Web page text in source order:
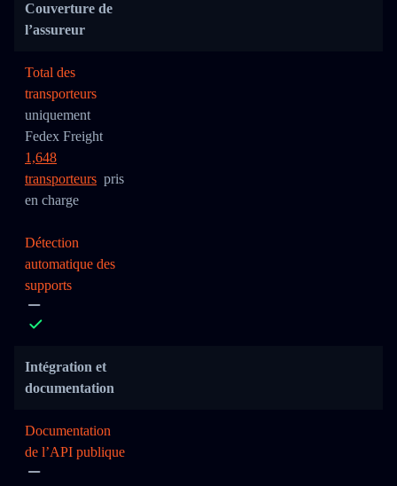
Couverture de
l’assureur
Total des
transporteurs
uniquement
Fedex Freight
1,648
transporteurs pris
en charge
Détection
automatique des
supports
Intégration et
documentation
Documentation
de l’API publique